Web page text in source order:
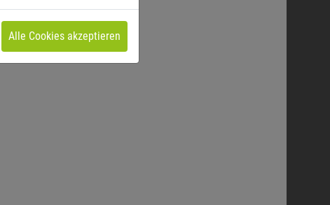
Alle Cookies akzeptieren